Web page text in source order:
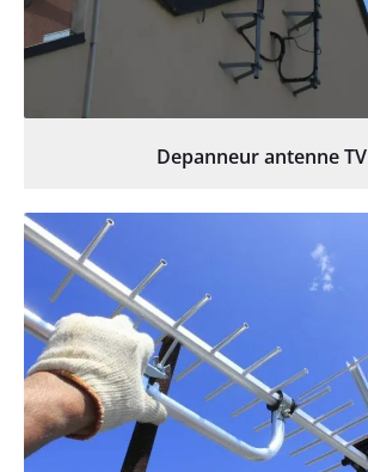
Depanneur antenne TV